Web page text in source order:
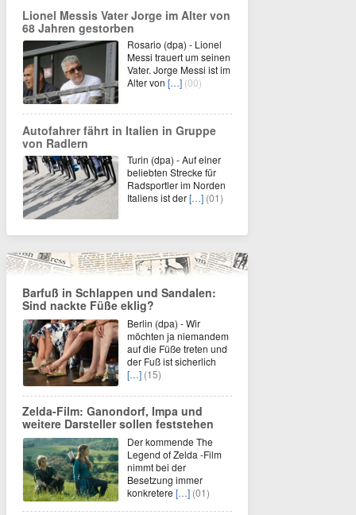
Lionel Messis Vater Jorge im Alter von
68 Jahren gestorben
Rosario (dpa) - Lionel
Messi trauert um seinen
Vater. Jorge Messi ist im
Alter von […] (00)
Autofahrer fährt in Italien in Gruppe
von Radlern
Turin (dpa) - Auf einer
beliebten Strecke für
Radsportler im Norden
Italiens ist der[…] (01)
Barfuß in Schlappen und Sandalen:
Sind nackte Füße eklig?
Berlin (dpa) - Wir
möchten ja niemandem
auf die Füße treten und
der Fuß ist sicherlich
[…] (15)
Zelda-Film: Ganondorf, Impa und
weitere Darsteller sollen feststehen
Der kommende The
Legend of Zelda -Film
nimmt bei der
Besetzung immer
konkretere […] (01)